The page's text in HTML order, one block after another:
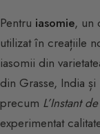
Pentru iasomie, un
utilizat în creațiile
iasomii din
din Grasse, India
precum L’Instant
experimentat